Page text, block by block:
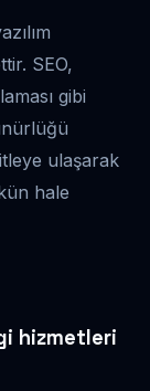
SEO,
gibi
ulaşarak
hale
hizmetleri